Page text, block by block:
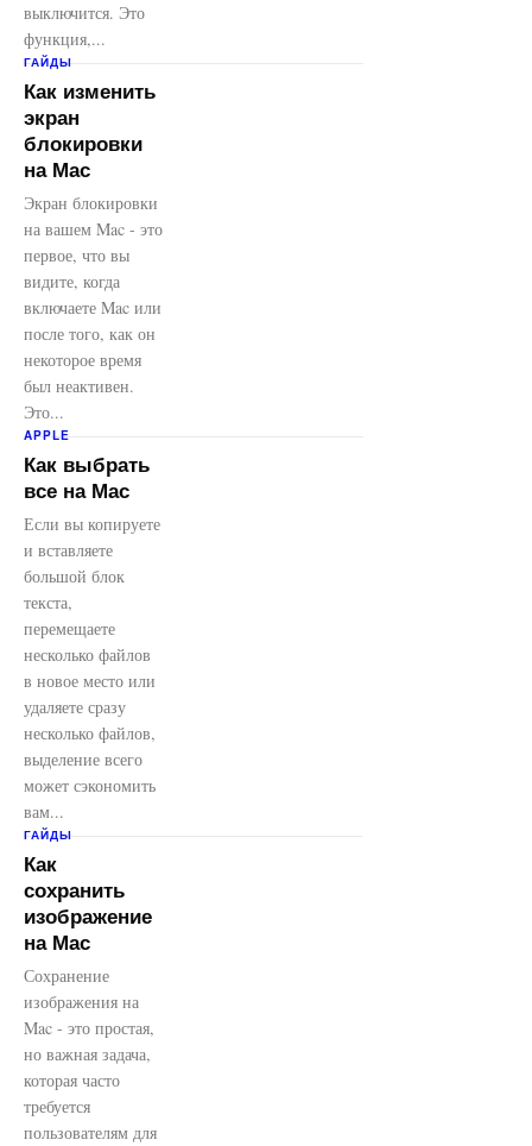
выключится. Это
функция,...
ГАЙДЫ
Как изменить
экран
блокировки
на Mac
Экран блокировки
на вашем Mac - это
первое, что вы
видите, когда
включаете Mac или
после того, как он
некоторое время
был неактивен.
Это...
APPLE
Как выбрать
все на Mac
Если вы копируете
и вставляете
большой блок
текста,
перемещаете
несколько файлов
в новое место или
удаляете сразу
несколько файлов,
выделение всего
может сэкономить
вам...
ГАЙДЫ
Как
сохранить
изображение
на Mac
Сохранение
изображения на
Mac - это простая,
но важная задача,
которая часто
требуется
пользователям для